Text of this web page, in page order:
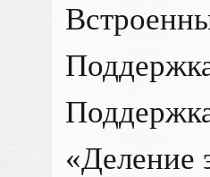
«Деление